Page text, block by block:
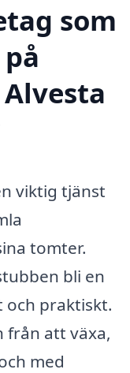
som
viktig tjänst
tomter.
bli en
och praktiskt.
från att växa,
med